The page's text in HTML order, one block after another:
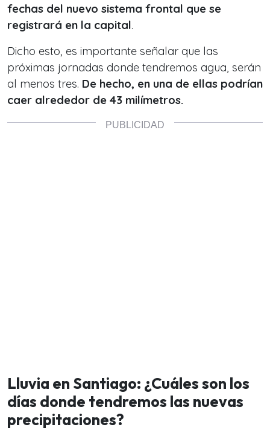
fechas del nuevo sistema frontal que se
registrará en la capital.
Dicho esto, es importante señalar que las
próximas jornadas donde tendremos agua, serán
al menos tres. De hecho, en una de ellas podrían
caer alrededor de 43 milímetros.
Lluvia en Santiago: ¿Cuáles son los
días donde tendremos las nuevas
precipitaciones?